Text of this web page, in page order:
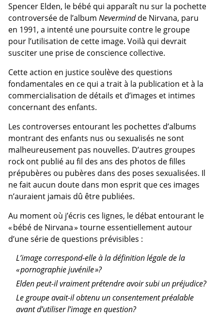
Spencer Elden, le bébé qui apparaît nu sur la pochette
controversée de l’albumNevermindde Nirvana, paru
en 1991, a intenté une poursuite contre le groupe
pour l’utilisation de cette image. Voilà qui devrait
susciter une prise de conscience collective.
Cette action en justice soulève des questions
fondamentales en ce qui a trait à la publication et à la
commercialisation de détails et d’images et intimes
concernant des enfants.
Les controverses entourant les pochettes d’albums
montrant des enfants nus ou sexualisés ne sont
malheureusement pas nouvelles. D’autres groupes
rock ont publié au fil des ans des photos de filles
prépubères ou pubères dans des poses sexualisées. Il
ne fait aucun doute dans mon esprit que ces images
n’auraient jamais dû être publiées.
Au moment où j’écris ces lignes, le débat entourant le
« bébé de Nirvana » tourne essentiellement autour
d’une série de questions prévisibles :
L’image correspond-elle à la définition légale de la
« pornographie juvénile »?
Elden peut-il vraiment prétendre avoir subi un préjudice?
Le groupe avait-il obtenu un consentement préalable
avant d’utiliser l’image en question?